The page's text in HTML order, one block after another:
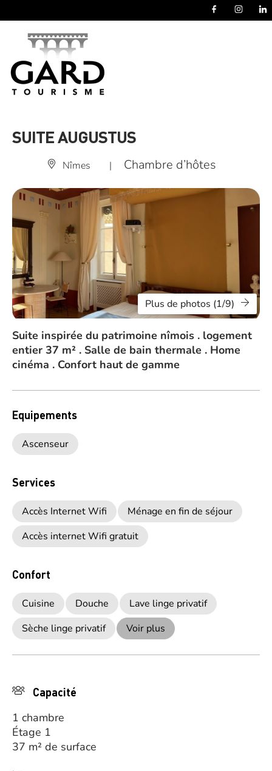
SUITE AUGUSTUS
Nîmes | Chambre d’hôtes
Plus de photos (1/9)
Suite inspirée du patrimoine nîmois . logement
entier 37 m² . Salle de bain thermale . Home
cinéma . Confort haut de gamme
Equipements
Ascenseur
Services
Accès Internet Wifi
Ménage en fin de séjour
Accès internet Wifi gratuit
Confort
Cuisine Douche
Lave linge privatif
Sèche linge privatif
Voir plus
Capacité
1 chambre
Étage 1
37 m² de surface